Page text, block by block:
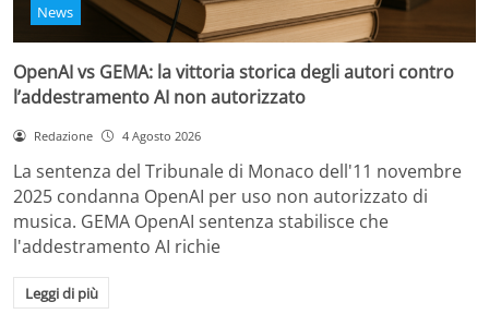
News
OpenAI vs GEMA: la vittoria storica degli autori contro
l’addestramento AI non autorizzato
Redazione 4 Agosto 2026
La sentenza del Tribunale di Monaco dell'11 novembre
2025 condanna OpenAI per uso non autorizzato di
musica. GEMA OpenAI sentenza stabilisce che
l'addestramento AI richie
Leggi di più